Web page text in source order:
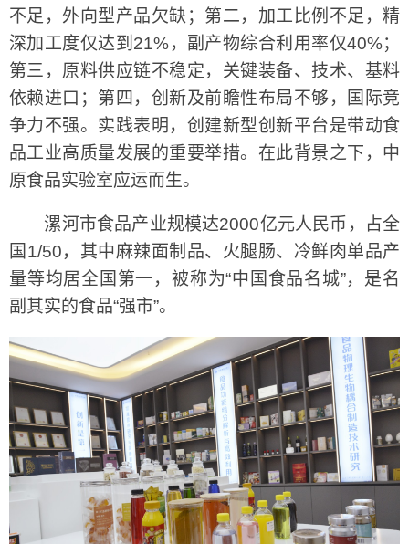
不足，外向型产品欠缺；第二，加工比例不足，精
深加工度仅达到21%，副产物综合利用率仅40%；
第三，原料供应链不稳定，关键装备、技术、基料
依赖进口；第四，创新及前瞻性布局不够，国际竞
争力不强。实践表明，创建新型创新平台是带动食
品工业高质量发展的重要举措。在此背景之下，中
原食品实验室应运而生。
漯河市食品产业规模达2000亿元人民币，占全
国1/50，其中麻辣面制品、火腿肠、冷鲜肉单品产
量等均居全国第一，被称为“中国食品名城”，是名
副其实的食品“强市”。